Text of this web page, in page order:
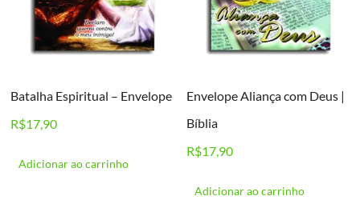
Batalha Espiritual – Envelope
R$17,90
Adicionar ao carrinho
Envelope Aliança com Deus |
Bíblia
R$17,90
Adicionar ao carrinho